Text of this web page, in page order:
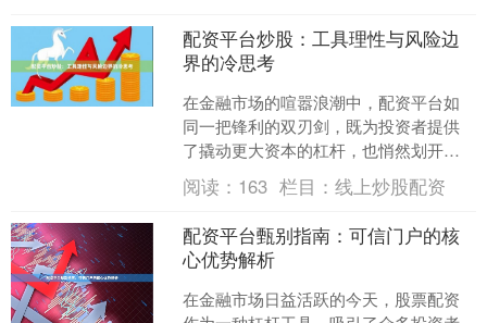
配资平台炒股：工具理性与风险边
界的冷思考
在金融市场的喧嚣浪潮中，配资平台如
同一把锋利的双刃剑，既为投资者提供
了撬动更大资本的杠杆，也悄然划开了
风险的无底深渊。当“工具理性”的光芒照
亮逐利之路时，我们是....
阅读： 163 栏目：线上炒股配资
配资平台甄别指南：可信门户的核
心优势解析
在金融市场日益活跃的今天，股票配资